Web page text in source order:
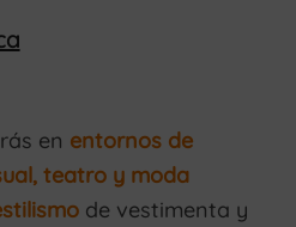
en entornos de
teatro y moda
de vestimenta y